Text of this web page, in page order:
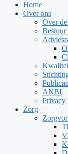
Home
Over ons
Over
ANBI
Privacy
Zorg